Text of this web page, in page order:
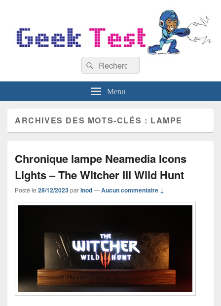
Recherche :
Rechercher
Menu
ARCHIVES DES MOTS-CLÉS : LAMPE
Chronique lampe Neamedia Icons
Lights – The Witcher III Wild Hunt
Posté le 28/12/2023parInod—Aucun commentaire ↓